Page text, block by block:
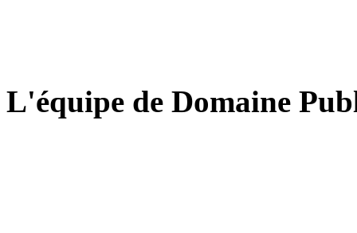
L'équipe de Domaine